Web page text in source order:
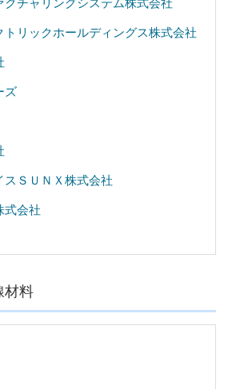
クチャリングシステム株式会社
トリックホールディングス株式会社
ズ
ＳＵＮＸ株式会社
式会社
材料